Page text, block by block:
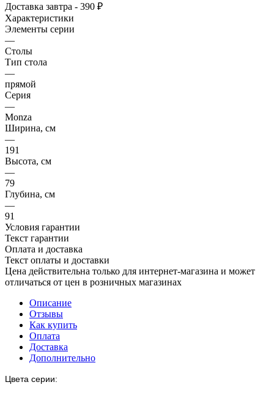
Доставка завтра - 390 ₽
Характеристики
Элементы серии
—
Столы
Тип стола
—
прямой
Серия
—
Monza
Ширина, см
—
191
Высота, см
—
79
Глубина, см
—
91
Условия гарантии
Текст гарантии
Оплата и доставка
Текст оплаты и доставки
Цена действительна только для интернет-магазина и может
отличаться от цен в розничных магазинах
Описание
Отзывы
Как купить
Оплата
Доставка
Дополнительно
Цвета серии: